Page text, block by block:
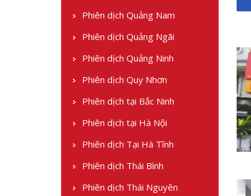
Phiên dịch Quảng Nam
Phiên dịch Quảng Ngãi
Phiên dịch Quảng Ninh
Phiên dịch Quy Nhơn
Phiên dịch tại Bắc Ninh
Phiên dịch tại Hà Nội
Phiên dịch Tại Hà Tĩnh
Phiên dịch Thái Bình
Phiên dịch Thái Nguyên